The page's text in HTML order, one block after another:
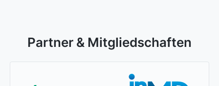
Partner & Mitgliedschaften